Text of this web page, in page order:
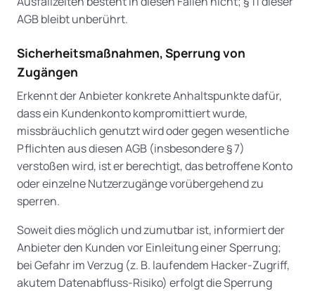
AGB bleibt unberührt.
Sicherheitsmaßnahmen, Sperrung von
Zugängen
Erkennt der Anbieter konkrete Anhaltspunkte dafür,
dass ein Kundenkonto kompromittiert wurde,
missbräuchlich genutzt wird oder gegen wesentliche
Pflichten aus diesen AGB (insbesondere § 7)
verstoßen wird, ist er berechtigt, das betroffene Konto
oder einzelne Nutzerzugänge vorübergehend zu
sperren.
Soweit dies möglich und zumutbar ist, informiert der
Anbieter den Kunden vor Einleitung einer Sperrung;
bei Gefahr im Verzug (z. B. laufendem Hacker-Zugriff,
akutem Datenabfluss-Risiko) erfolgt die Sperrung